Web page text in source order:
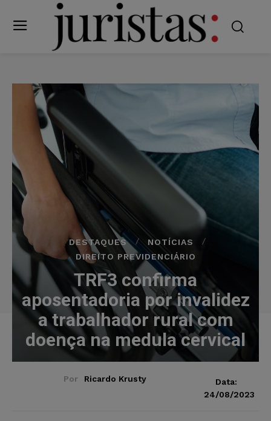
DESTAQUES
NOTÍCIAS
DIREITO PREVIDENCIÁRIO
TRF3 confirma
aposentadoria por invalidez
a trabalhador rural com
doença na medula cervical
Por Ricardo Krusty
Data:
24/08/2023